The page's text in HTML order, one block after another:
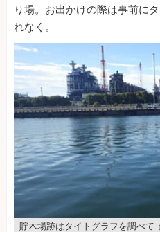
り場。お出かけの際は事前に
れなく。
貯木場跡はタイトグラフを調べて